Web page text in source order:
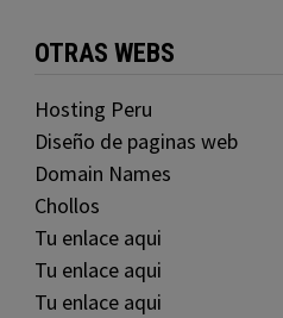
OTRAS WEBS
Hosting Peru
Diseño de paginas web
Domain Names
Chollos
Tu enlace aqui
Tu enlace aqui
Tu enlace aqui